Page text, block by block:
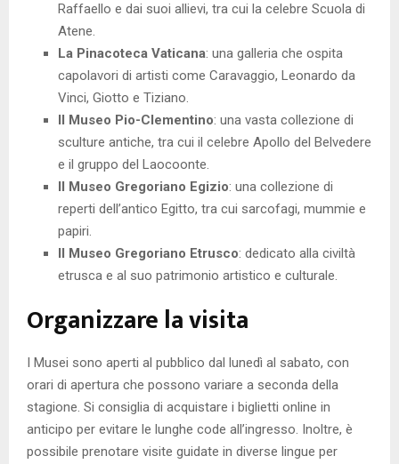
Raffaello e dai suoi allievi, tra cui la celebre Scuola di
Atene.
La Pinacoteca Vaticana: una galleria che ospita
capolavori di artisti come Caravaggio, Leonardo da
Vinci, Giotto e Tiziano.
Il Museo Pio-Clementino: una vasta collezione di
sculture antiche, tra cui il celebre Apollo del Belvedere
e il gruppo del Laocoonte.
Il Museo Gregoriano Egizio: una collezione di
reperti dell’antico Egitto, tra cui sarcofagi, mummie e
papiri.
Il Museo Gregoriano Etrusco: dedicato alla civiltà
etrusca e al suo patrimonio artistico e culturale.
Organizzare la visita
I Musei sono aperti al pubblico dal lunedì al sabato, con
orari di apertura che possono variare a seconda della
stagione. Si consiglia di acquistare i biglietti online in
anticipo per evitare le lunghe code all’ingresso. Inoltre, è
possibile prenotare visite guidate in diverse lingue per